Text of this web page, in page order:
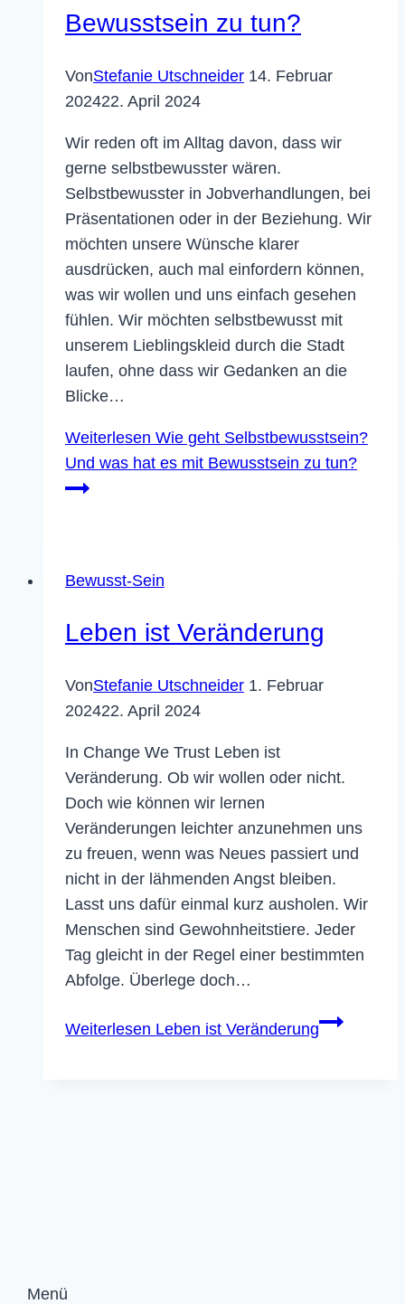
Bewusstsein zu tun?
VonStefanie Utschneider 14. Februar
202422. April 2024
Wir reden oft im Alltag davon, dass wir
gerne selbstbewusster wären.
Selbstbewusster in Jobverhandlungen, bei
Präsentationen oder in der Beziehung. Wir
möchten unsere Wünsche klarer
ausdrücken, auch mal einfordern können,
was wir wollen und uns einfach gesehen
fühlen. Wir möchten selbstbewusst mit
unserem Lieblingskleid durch die Stadt
laufen, ohne dass wir Gedanken an die
Blicke…
Weiterlesen Wie geht Selbstbewusstsein?
Und was hat es mit Bewusstsein zu tun?
Bewusst-Sein
Leben ist Veränderung
VonStefanie Utschneider 1. Februar
202422. April 2024
In Change We Trust Leben ist
Veränderung. Ob wir wollen oder nicht.
Doch wie können wir lernen
Veränderungen leichter anzunehmen uns
zu freuen, wenn was Neues passiert und
nicht in der lähmenden Angst bleiben.
Lasst uns dafür einmal kurz ausholen. Wir
Menschen sind Gewohnheitstiere. Jeder
Tag gleicht in der Regel einer bestimmten
Abfolge. Überlege doch…
Weiterlesen Leben ist Veränderung
Menü